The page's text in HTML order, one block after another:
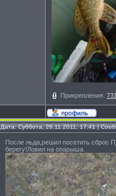
Прикрепления:
Дата: Суббота, 26.11.2011, 17:41 |
После льда,решил посетить сброс
берегу!Ловил на опарыша.